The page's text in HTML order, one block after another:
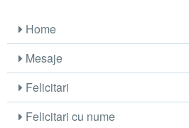
Home
Mesaje
Felicitari
Felicitari cu nume